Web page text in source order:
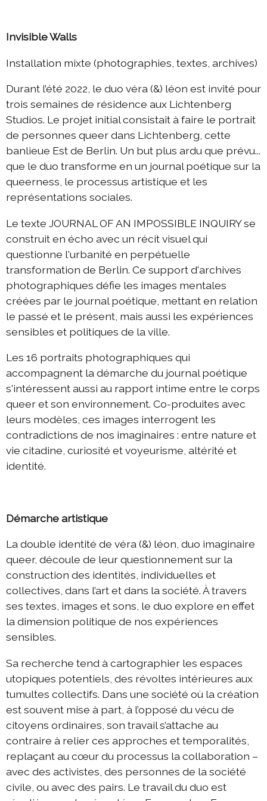
2022 programme d'été
2022 DIEresidenzEXTRA
2021 échange Berlin-Die
2021 échange Die-Berlin
2021 DIEresidenz hors les murs
2021 programme d'été
2021 DIEresidenzEXTRA
2020 échange Die-Berlin
2020 programme d'été
2019 échange Die-Berlin
2019 échange Berlin-Die
2019 programme d'été
2018 échange Berlin-Die
2018 programme d'été
complices & liens
contact
DIEprojekte
Invisible Walls
Installation mixte (photographies, textes, archives)
Durant l’été 2022, le duo véra (&) léon est invité pour
trois semaines de résidence aux Lichtenberg
Studios. Le projet initial consistait à faire le portrait
de personnes queer dans Lichtenberg, cette
banlieue Est de Berlin. Un but plus ardu que prévu...
que le duo transforme en un journal poétique sur la
queerness, le processus artistique et les
représentations sociales.
Le texte JOURNAL OF AN IMPOSSIBLE INQUIRY se
construit en écho avec un récit visuel qui
questionne l'urbanité en perpétuelle
transformation de Berlin. Ce support d'archives
photographiques défie les images mentales
créées par le journal poétique, mettant en relation
le passé et le présent, mais aussi les expériences
sensibles et politiques de la ville.
Les 16 portraits photographiques qui
accompagnent la démarche du journal poétique
s'intéressent aussi au rapport intime entre le corps
queer et son environnement. Co-produites avec
leurs modèles, ces images interrogent les
contradictions de nos imaginaires : entre nature et
vie citadine, curiosité et voyeurisme, altérité et
identité.
Démarche artistique
La double identité de véra (&) léon, duo imaginaire
queer, découle de leur questionnement sur la
construction des identités, individuelles et
collectives, dans l’art et dans la société. À travers
ses textes, images et sons, le duo explore en effet
la dimension politique de nos expériences
sensibles.
Sa recherche tend à cartographier les espaces
utopiques potentiels, des révoltes intérieures aux
tumultes collectifs. Dans une société où la création
est souvent mise à part, à l’opposé du vécu de
citoyens ordinaires, son travail s’attache au
contraire à relier ces approches et temporalités,
replaçant au cœur du processus la collaboration –
avec des activistes, des personnes de la société
civile, ou avec des pairs. Le travail du duo est